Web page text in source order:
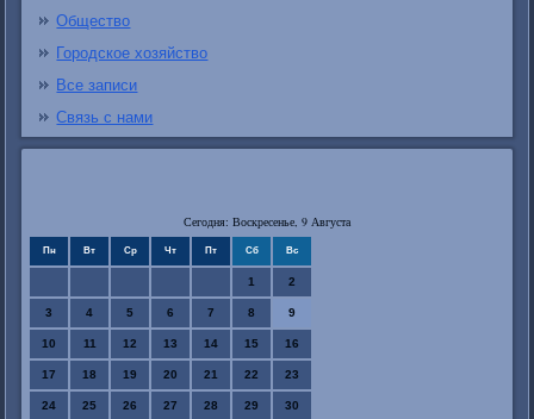
Общество
Городское хозяйство
Все записи
Связь с нами
Сегодня: Воскресенье, 9 Августа
Пн Вт Ср Чт Пт Сб Вс
1 2
3 4 5 6 7 8 9
10 11 12 13 14 15 16
17 18 19 20 21 22 23
24 25 26 27 28 29 30